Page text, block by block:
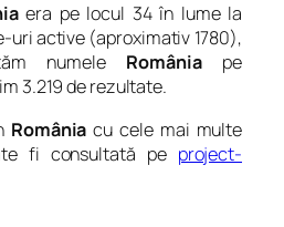
era pe locul 34 în lume la
uri active (aproximativ 1780),
numele Româniape
3.219 de rezultate.
România cu cele mai multe
fi consultată pe project-